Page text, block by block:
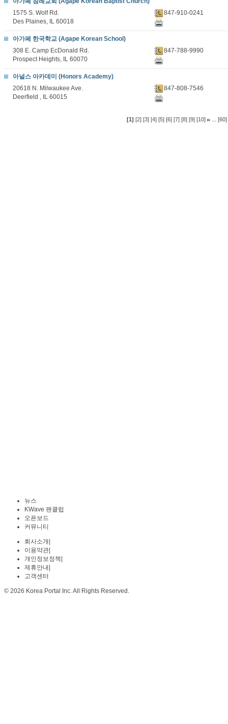
1575 S. Wolf Rd.
Des Plaines, IL 60018
847-910-0241
아가페 한국학교 (Agape Korean School)
308 E. Camp EcDonald Rd.
Prospect Heights, IL 60070
847-788-9990
아널스 아카데미 (Honors Academy)
20618 N. Milwaukee Ave.
Deerfield , IL 60015
847-808-7546
[1] [2] [3] [4] [5] [6] [7] [8] [9] [10] ... [60]
뉴스
KWave 팬클럽
오픈보드
커뮤니티
회사소개
이용약관
개인정보정책
제휴안내
고객센터
© 2026 Korea Portal Inc. All Rights Reserved.